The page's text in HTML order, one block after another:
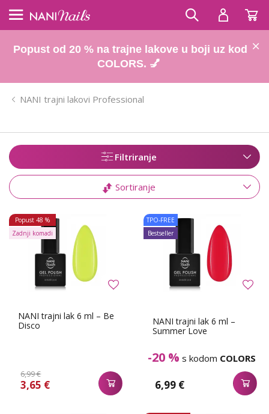
Popust od 20 % na trajne lakove u boji uz kod
COLORS. 💅
NANI trajni lakovi Professional
Filtriranje
Sortiranje
NANI trajni lak 6 ml – Be
Disco
6,99 €
3,65 €
Popust 48 %
Zadnji komadi
NANI trajni lak 6 ml –
Summer Love
-20 % s kodom COLORS
6,99 €
TPO-FREE
Bestseller